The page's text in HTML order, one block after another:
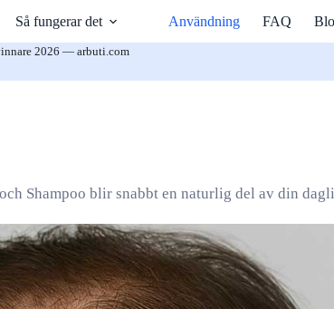
Så fungerar det Användning FAQ
2026 — arbuti.com
Shampoo blir snabbt en naturlig del av din